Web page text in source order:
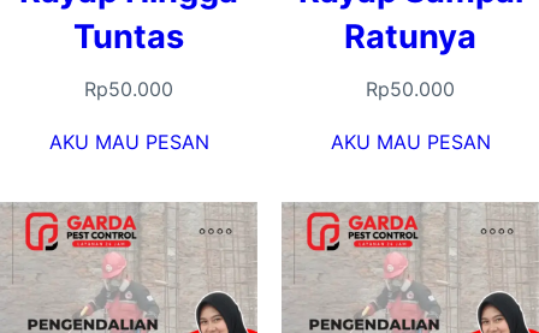
Tuntas
Rp50.000
AKU MAU PESAN
Ratunya
Rp50.000
AKU MAU PESAN